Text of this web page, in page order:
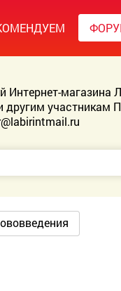
Интернет-магазина
другим участникам